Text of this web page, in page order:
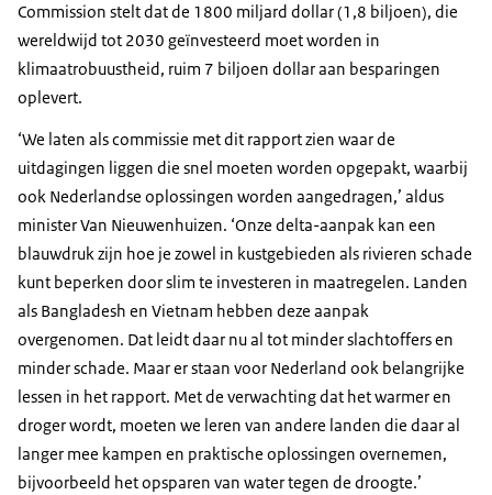
Commission stelt dat de 1800 miljard dollar (1,8 biljoen), die
wereldwijd tot 2030 geïnvesteerd moet worden in
klimaatrobuustheid, ruim 7 biljoen dollar aan besparingen
oplevert.
‘We laten als commissie met dit rapport zien waar de
uitdagingen liggen die snel moeten worden opgepakt, waarbij
ook Nederlandse oplossingen worden aangedragen,’ aldus
minister Van Nieuwenhuizen. ‘Onze delta-aanpak kan een
blauwdruk zijn hoe je zowel in kustgebieden als rivieren schade
kunt beperken door slim te investeren in maatregelen. Landen
als Bangladesh en Vietnam hebben deze aanpak
overgenomen. Dat leidt daar nu al tot minder slachtoffers en
minder schade. Maar er staan voor Nederland ook belangrijke
lessen in het rapport. Met de verwachting dat het warmer en
droger wordt, moeten we leren van andere landen die daar al
langer mee kampen en praktische oplossingen overnemen,
bijvoorbeeld het opsparen van water tegen de droogte.’